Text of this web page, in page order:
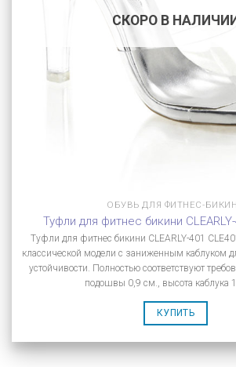
СКОРО В НАЛИЧИИ
ОБУВЬ ДЛЯ ФИТНЕС-
Туфли для фитнес бикини
Туфли для фитнес бикини CLEARLY-401
классической модели с заниженным каблуком
устойчивости. Полностью соответствуют
подошвы 0,9 см., высота каблука
КУПИТЬ